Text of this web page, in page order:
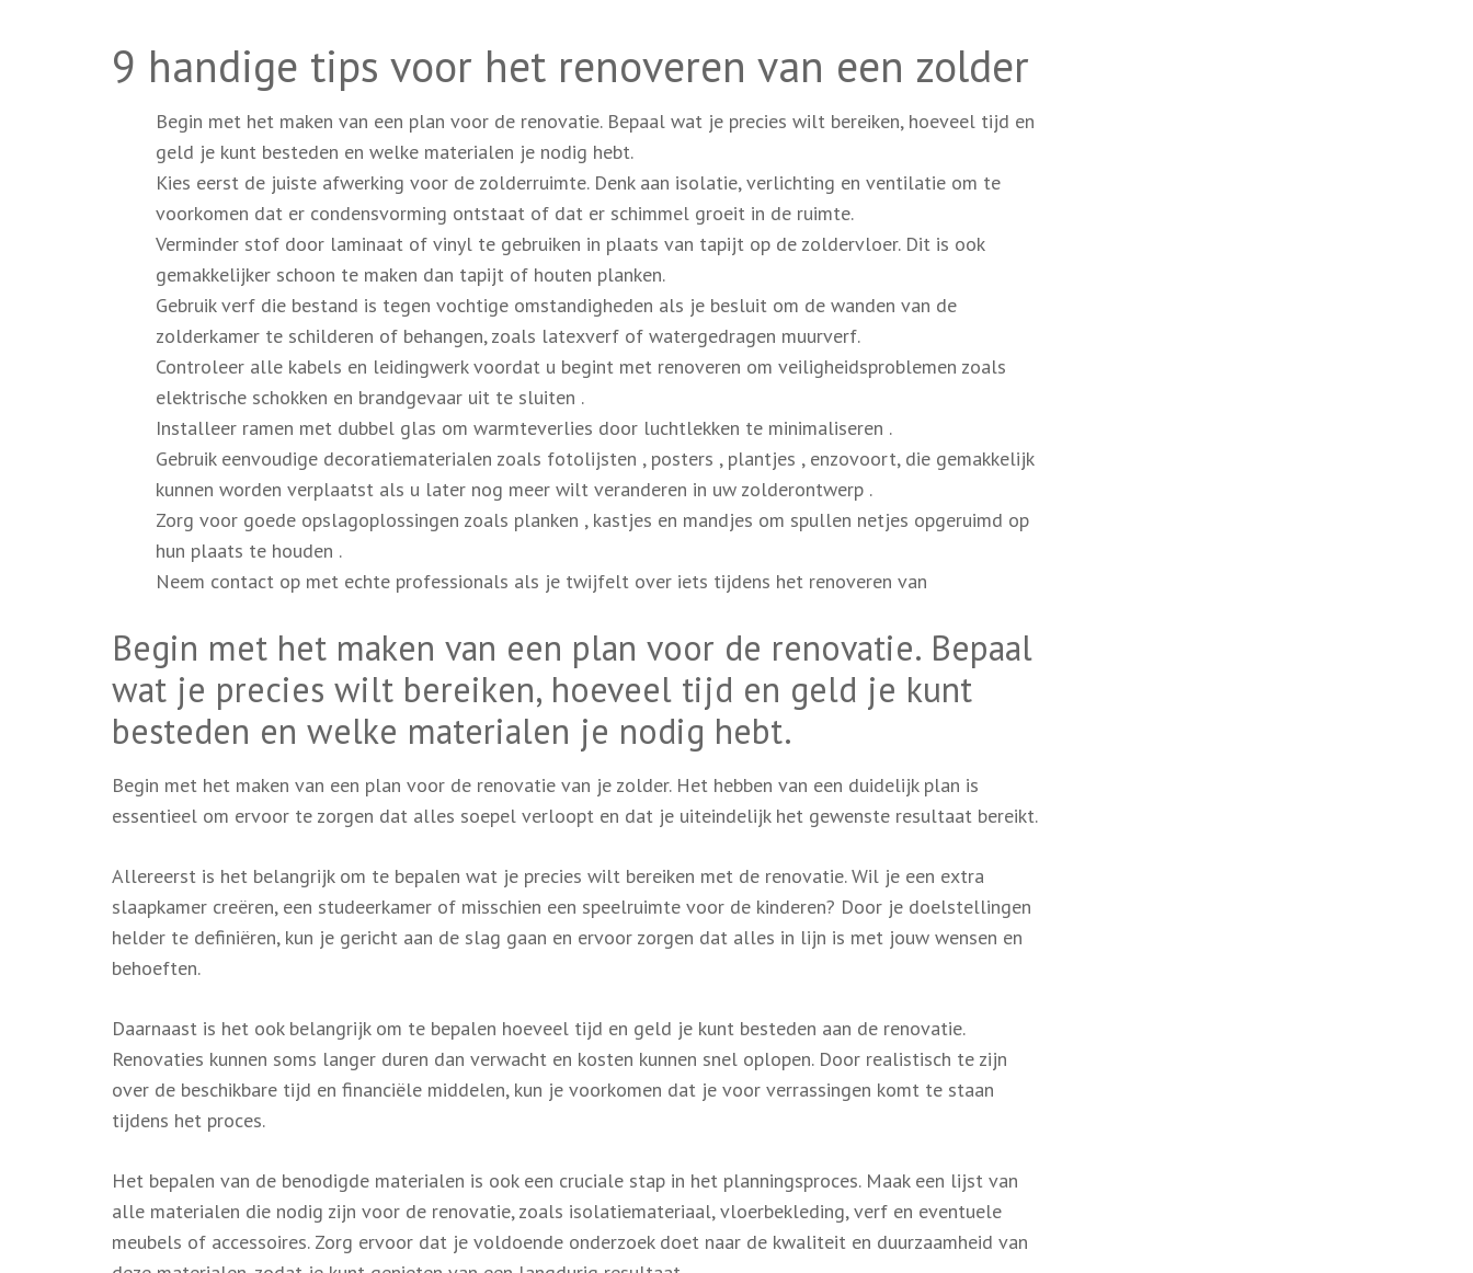
9 handige tips voor het renoveren van een zolder
Begin met het maken van een plan voor de renovatie. Bepaal wat je precies wilt bereiken, hoeveel tijd en
geld je kunt besteden en welke materialen je nodig hebt.
Kies eerst de juiste afwerking voor de zolderruimte. Denk aan isolatie, verlichting en ventilatie om te
voorkomen dat er condensvorming ontstaat of dat er schimmel groeit in de ruimte.
Verminder stof door laminaat of vinyl te gebruiken in plaats van tapijt op de zoldervloer. Dit is ook
gemakkelijker schoon te maken dan tapijt of houten planken.
Gebruik verf die bestand is tegen vochtige omstandigheden als je besluit om de wanden van de
zolderkamer te schilderen of behangen, zoals latexverf of watergedragen muurverf.
Controleer alle kabels en leidingwerk voordat u begint met renoveren om veiligheidsproblemen zoals
elektrische schokken en brandgevaar uit te sluiten .
Installeer ramen met dubbel glas om warmteverlies door luchtlekken te minimaliseren .
Gebruik eenvoudige decoratiematerialen zoals fotolijsten , posters , plantjes , enzovoort, die gemakkelijk
kunnen worden verplaatst als u later nog meer wilt veranderen in uw zolderontwerp .
Zorg voor goede opslagoplossingen zoals planken , kastjes en mandjes om spullen netjes opgeruimd op
hun plaats te houden .
Neem contact op met echte professionals als je twijfelt over iets tijdens het renoveren van
Begin met het maken van een plan voor de renovatie. Bepaal
wat je precies wilt bereiken, hoeveel tijd en geld je kunt
besteden en welke materialen je nodig hebt.
Begin met het maken van een plan voor de renovatie van je zolder. Het hebben van een duidelijk plan is
essentieel om ervoor te zorgen dat alles soepel verloopt en dat je uiteindelijk het gewenste resultaat bereikt.
Allereerst is het belangrijk om te bepalen wat je precies wilt bereiken met de renovatie. Wil je een extra
slaapkamer creëren, een studeerkamer of misschien een speelruimte voor de kinderen? Door je doelstellingen
helder te definiëren, kun je gericht aan de slag gaan en ervoor zorgen dat alles in lijn is met jouw wensen en
behoeften.
Daarnaast is het ook belangrijk om te bepalen hoeveel tijd en geld je kunt besteden aan de renovatie.
Renovaties kunnen soms langer duren dan verwacht en kosten kunnen snel oplopen. Door realistisch te zijn
over de beschikbare tijd en financiële middelen, kun je voorkomen dat je voor verrassingen komt te staan
tijdens het proces.
Het bepalen van de benodigde materialen is ook een cruciale stap in het planningsproces. Maak een lijst van
alle materialen die nodig zijn voor de renovatie, zoals isolatiemateriaal, vloerbekleding, verf en eventuele
meubels of accessoires. Zorg ervoor dat je voldoende onderzoek doet naar de kwaliteit en duurzaamheid van